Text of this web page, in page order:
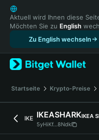
English
日本語
Tiếng Việt
Русский
Español (Latinoamérica)
Türkçe
Français
Deutsch
繁體中文
Português (Portugal)
Aktuell wird Ihnen diese
Möchten Sie zu English
Zu English wechseln
Startseite Krypto-Preise
IKE IKEASHARKIKEA
5yHiKf...8Ndk